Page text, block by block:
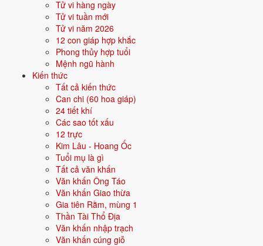
Tử vi hàng ngày
Tử vi tuần mới
Tử vi năm 2026
12 con giáp hợp khắc
Phong thủy hợp tuổi
Mệnh ngũ hành
Kiến thức
Tất cả kiến thức
Can chi (60 hoa giáp)
24 tiết khí
Các sao tốt xấu
12 trực
Kim Lâu - Hoang Ốc
Tuổi mụ là gì
Tất cả văn khấn
Văn khấn Ông Táo
Văn khấn Giao thừa
Gia tiên Rằm, mùng 1
Thần Tài Thổ Địa
Văn khấn nhập trạch
Văn khấn cúng giỗ
Khi đặt tên cho người sinh năm
bộ chữ Hán thuộc hành bản mệnh hoặc hành tương sinh; tránh bộ chữ
thuộc hành tương khắc. Dưới đây là gợi ý cho
👧 Nữ
Gợi ý tên đẹp cho Nam mệnh Thủy:
Giang Long
Sinh năm 2027 hợp gì - kỵ gì
Người sinh năm2027mệnhThủy hợp các yếu tố thuộc bản mệnh và
tương sinh, kỵ các yếu tố tương khắc. Cụ thể trên 5 phương diện:
Sinh năm 2027 hợp màu gì?
Người mệnhThủy sinh năm 2027 nên ưu tiên các màu thuộc bản
mệnh và màu tương sinh:Đen, Xanh dương, Xanh nước biển
cho quần áo, xe, sơn nhà, vật phẩm phong thuỷ.